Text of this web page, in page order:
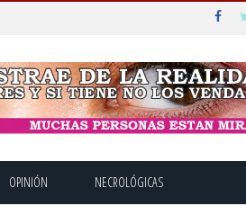
OPINIÓN NECROLÓGICAS